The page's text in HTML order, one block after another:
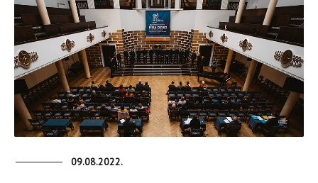
09.08.2022.